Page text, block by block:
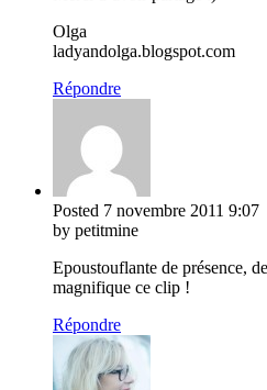
Olga
ladyandolga.blogspot.com
Répondre
Posted 7 novembre 2011 9:07
by petitmine
Epoustouflante de présence,
magnifique ce clip !
Répondre